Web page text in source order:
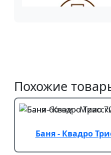
Похожие
Баня - Квадро